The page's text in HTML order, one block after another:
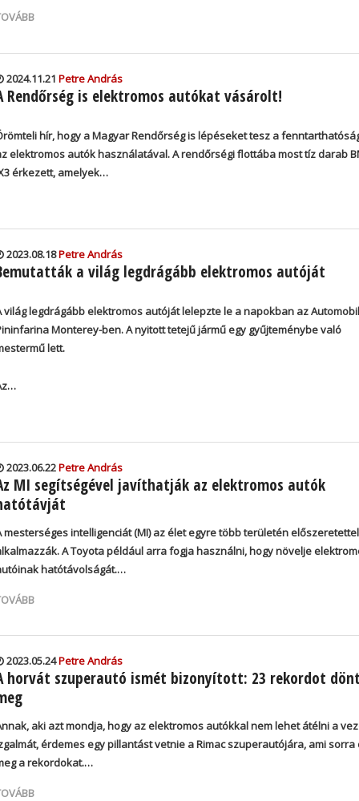
2024.11.21 Petre András
Rendőrség is elektromos autókat vásárolt!
hír, hogy a Magyar Rendőrség is lépéseket tesz a
elektromos autók használatával.A rendőrségi flottába most tíz darab
érkezett, amelyek…
2023.08.18Petre András
a világ legdrágább elektromos autóját
világ legdrágább elektromos autóját lelepzte le a napokban az
Monterey-ben. A nyitott tetejű jármű egy gyűjteménybe való
lett.
2023.06.22Petre András
MI segítségével javíthatják az elektromos autók
mesterséges intelligenciát (MI) az élet egyre több területén előszeretettel
A Toyota például arra fogja használni, hogy növelje
hatótávolságát.…
2023.05.24Petre András
horvát szuperautó ismét bizonyított: 23 rekordot
aki azt mondja, hogy az elektromos autókkal nem lehet átélni a
érdemes egy pillantást vetnie a Rimac szuperautójára, ami sorra
a rekordokat.…